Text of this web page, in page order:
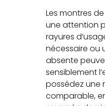
Les montres
une attention
rayures
nécessaire ou
absente
sensiblement
possédez une
comparable,